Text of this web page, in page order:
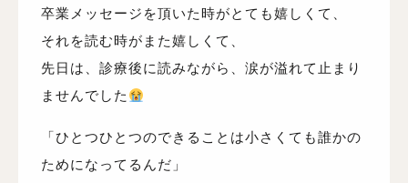
卒業メッセージを頂いた時がとても嬉しくて、
それを読む時がまた嬉しくて、
先日は、診療後に読みながら、涙が溢れて止まり
ませんでした
「ひとつひとつのできることは小さくても誰かの
ためになってるんだ」